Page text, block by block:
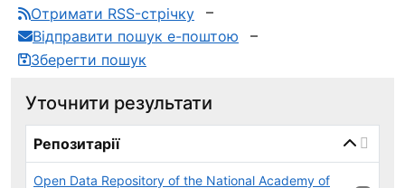
Отримати RSS-стрічку
Відправити пошук е-поштою
Зберегти пошук
Уточнити результати
Репозитарії
Open Data Repository of the National Academy of